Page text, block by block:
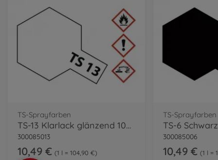
TS-Sprayfarben
TS-13 Klarlack glänzend 100ml
300085013
10,49 € 1 l = 104,90 €
TS-Sprayfarben
TS-6
300085006
10,49 € 1 l =